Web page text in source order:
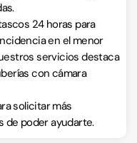
24 horas para
en el menor
servicios destaca
con cámara
solicitar más
de poder ayudarte.